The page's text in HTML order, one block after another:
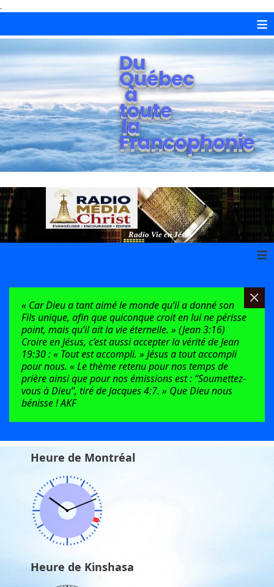
.
≡
Du
Québec
à
toute
la
Francophonie
Radio Vie en Jésus
≡
« Car Dieu a tant aimé le monde qu’il a donné son
Fils unique, afin que quiconque croit en lui ne périsse
point, mais qu’il ait la vie éternelle. » (Jean 3:16)
Croire en Jésus, c’est aussi accepter la vérité de Jean
19:30 : « Tout est accompli. » Jésus a tout accompli
pour nous. « Le thème retenu pour nos temps de
prière ainsi que pour nos émissions est : “Soumettez-
vous à Dieu”, tiré de Jacques 4:7. » Que Dieu nous
bénisse ! AKF
Heure de Montréal
Heure de Kinshasa